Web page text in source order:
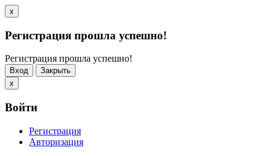
x
Регистрация прошла успешно!
Регистрация прошла успешно!
Вход
Закрыть
x
Войти
Регистрация
Авторизация